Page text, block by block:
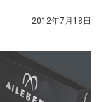
2012年7月18日